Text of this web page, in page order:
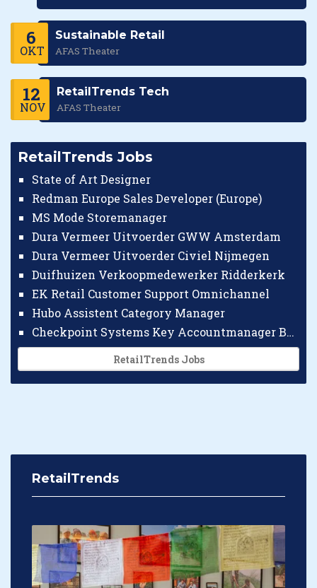
6
OKT
Sustainable Retail
AFAS Theater
12
NOV
RetailTrends Tech
AFAS Theater
RetailTrends Jobs
State of Art Designer
Redman Europe Sales Developer (Europe)
MS Mode Storemanager
Dura Vermeer Uitvoerder GWW Amsterdam
Dura Vermeer Uitvoerder Civiel Nijmegen
Duifhuizen Verkoopmedewerker Ridderkerk
EK Retail Customer Support Omnichannel
Hubo Assistent Category Manager
Checkpoint Systems Key Accountmanager Benelux
RetailTrends Jobs
RetailTrends